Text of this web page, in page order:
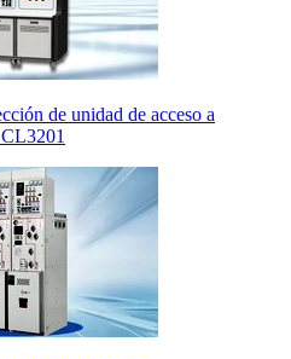
de unidad de acceso a